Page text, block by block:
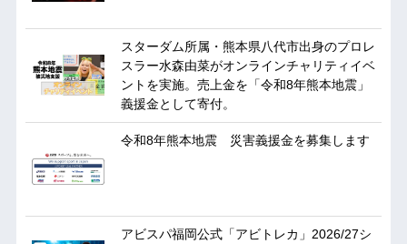
スターダム所属・熊本県八代市出身のプロレ
スラー水森由菜がオンラインチャリティイベ
ントを実施。売上金を「令和8年熊本地震」
義援金として寄付。
令和8年熊本地震 災害義援金を募集します
アビスパ福岡公式「アビトレカ」2026/27シ